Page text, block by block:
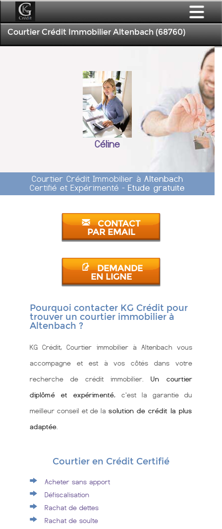
Courtier Crédit Immobilier Altenbach (68760)
Céline
Courtier Crédit Immobilier à Altenbach
Certifié et Expérimenté - Etude gratuite
CONTACT
PAR EMAIL
DEMANDE
EN LIGNE
Pourquoi contacter KG Crédit pour
trouver un courtier immobilier à
Altenbach ?
KG Crédit, Courtier immobilier à Altenbach vous
accompagne et est à vos côtés dans votre
recherche de crédit immobilier. Un courtier
diplômé et expérimenté, c'est la garantie du
meilleur conseil et de la solution de crédit la plus
adaptée
Courtier en Crédit Certifié
Acheter sans apport
Défiscalisation
Rachat de dettes
Rachat de soulte